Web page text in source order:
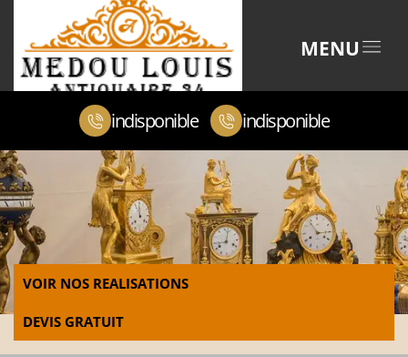
MENU
indisponible indisponible
VOIR NOS REALISATIONS
DEVIS GRATUIT